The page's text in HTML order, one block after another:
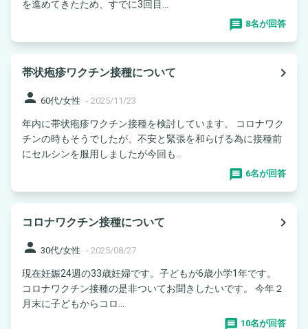
を進めてきたため、すでに3回目...
8名が回答
帯状疱疹ワクチン接種について
navigate_next
person 60代/女性 - 2025/11/23
年内に帯状疱疹ワクチン接種を検討しています。 コロナワク
チンの時もそうでしたが、不安と緊張を和らげる為に接種前
にセルシンを服用しましたが今回も...
6名が回答
コロナワクチン接種について
navigate_next
person 30代/女性 - 2025/08/27
現在妊娠24週の33歳妊婦です。子どもが6歳小学1年です。
コロナワクチン接種の是非ついてお聞きしたいです。 今年２
月末に子どもからコロ...
10名が回答